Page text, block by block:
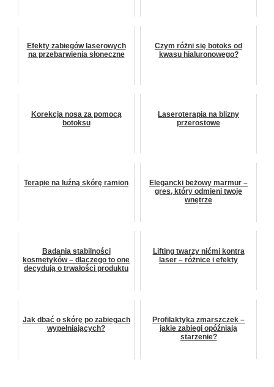
Efekty zabiegów laserowych
na przebarwienia słoneczne
Czym różni się botoks od
kwasu hialuronowego?
Korekcja nosa za pomocą
botoksu
Laseroterapia na blizny
przerostowe
Terapie na luźną skórę ramion
Elegancki beżowy marmur –
gres, który odmieni twoje
wnętrze
Badania stabilności
kosmetyków – dlaczego to one
decydują o trwałości produktu
Lifting twarzy nićmi kontra
laser – różnice i efekty
Jak dbać o skórę po zabiegach
wypełniających?
Profilaktyka zmarszczek –
jakie zabiegi opóźniają
starzenie?